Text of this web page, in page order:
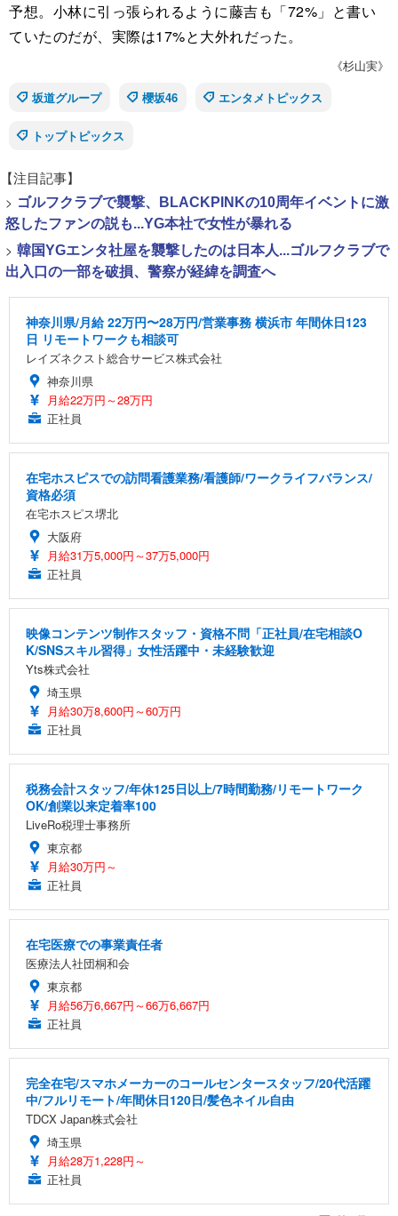
予想。小林に引っ張られるように藤吉も「72%」と書い
ていたのだが、実際は17%と大外れだった。
《杉山実》
坂道グループ
櫻坂46 エンタメトピックス
トップトピックス
【注目記事】
> ゴルフクラブで襲撃、BLACKPINKの10周年イベントに激
怒したファンの説も...YG本社で女性が暴れる
> 韓国YGエンタ社屋を襲撃したのは日本人...ゴルフクラブで
出入口の一部を破損、警察が経緯を調査へ
神奈川県/月給 22万円〜28万円/営業事務 横浜市 年間休日123
日 リモートワークも相談可
レイズネクスト総合サービス株式会社
神奈川県
月給22万円～28万円
正社員
在宅ホスピスでの訪問看護業務/看護師/ワークライフバランス/
資格必須
在宅ホスピス堺北
大阪府
月給31万5,000円～37万5,000円
正社員
映像コンテンツ制作スタッフ・資格不問「正社員/在宅相談O
K/SNSスキル習得」女性活躍中・未経験歓迎
Yts株式会社
埼玉県
月給30万8,600円～60万円
正社員
税務会計スタッフ/年休125日以上/7時間勤務/リモートワーク
OK/創業以来定着率100
LiveRo税理士事務所
東京都
月給30万円～
正社員
在宅医療での事業責任者
医療法人社団桐和会
東京都
月給56万6,667円～66万6,667円
正社員
完全在宅/スマホメーカーのコールセンタースタッフ/20代活躍
中/フルリモート/年間休日120日/髪色ネイル自由
TDCX Japan株式会社
埼玉県
月給28万1,228円～
正社員